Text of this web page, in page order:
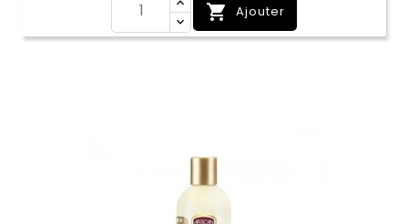
 Ajouter